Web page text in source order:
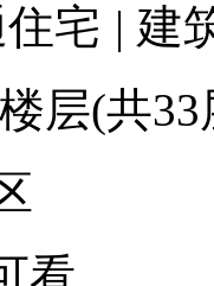
宅 | 建
层(共